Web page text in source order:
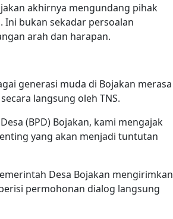
akhirnya mengundang pihak
bukan sekadar persoalan
arah dan harapan.
generasi muda di Bojakan merasa
langsung oleh TNS.
(BPD) Bojakan, kami mengajak
yang akan menjadi tuntutan
Desa Bojakan mengirimkan
permohonan dialog langsung